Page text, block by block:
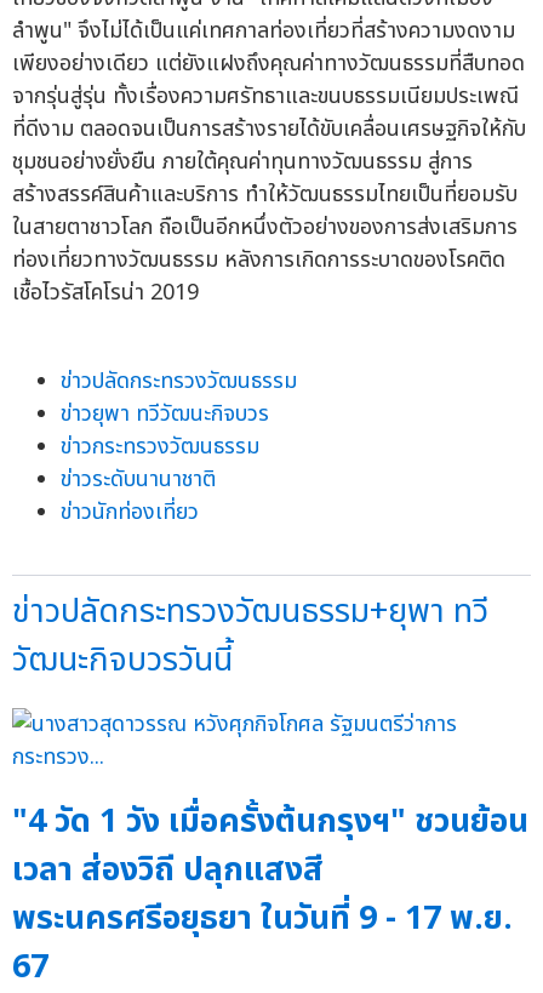
ลำพูน" จึงไม่ได้เป็นแค่เทศกาลท่องเที่ยวที่สร้างความงดงาม
เพียงอย่างเดียว แต่ยังแฝงถึงคุณค่าทางวัฒนธรรมที่สืบทอด
จากรุ่นสู่รุ่น ทั้งเรื่องความศรัทธาและขนบธรรมเนียมประเพณี
ที่ดีงาม ตลอดจนเป็นการสร้างรายได้ขับเคลื่อนเศรษฐกิจให้กับ
ชุมชนอย่างยั่งยืน ภายใต้คุณค่าทุนทางวัฒนธรรม สู่การ
สร้างสรรค์สินค้าและบริการ ทำให้วัฒนธรรมไทยเป็นที่ยอมรับ
ในสายตาชาวโลก ถือเป็นอีกหนึ่งตัวอย่างของการส่งเสริมการ
ท่องเที่ยวทางวัฒนธรรม หลังการเกิดการระบาดของโรคติด
เชื้อไวรัสโคโรน่า 2019
ข่าวปลัดกระทรวงวัฒนธรรม
ข่าวยุพา ทวีวัฒนะกิจบวร
ข่าวกระทรวงวัฒนธรรม
ข่าวระดับนานาชาติ
ข่าวนักท่องเที่ยว
ข่าวปลัดกระทรวงวัฒนธรรม+ยุพา ทวี
วัฒนะกิจบวรวันนี้
"4 วัด 1 วัง เมื่อครั้งต้นกรุงฯ" ชวนย้อน
เวลา ส่องวิถี ปลุกแสงสี
พระนครศรีอยุธยา ในวันที่ 9 - 17 พ.ย.
67